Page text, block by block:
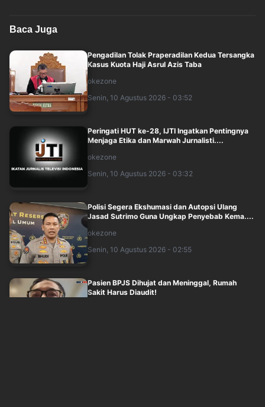
Baca Juga
Pengadilan Tolak Praperadilan Kedua Tersangka
Kasus Kuota Haji Asrul Azis Taba
okezone
Senin, 10 Agustus 2026 - 03:52
Peringati HUT ke-28, IJTI Ingatkan Pentingnya
Menjaga Etika dan Marwah Jurnalisti....
okezone
Senin, 10 Agustus 2026 - 03:32
Polisi Segera Ekshumasi dan Autopsi Ulang
Jasad Sutrimo Guna Ungkap Penyebab Kema....
okezone
Senin, 10 Agustus 2026 - 02:55
Pasien BPJS Dihujat dan Meninggal, Rumah
Sakit Harus Diaudit!